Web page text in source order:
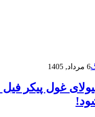
6 مرداد, 1405
غول‌ پیکر